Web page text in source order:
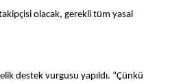
olacak, gerekli tüm yasal
destek vurgusu yapıldı. “Çünkü